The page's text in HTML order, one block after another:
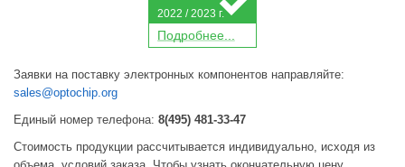
Подробнее...
2022 / 2023 г.
Заявки на поставку электронных компонентов направляйте:
sales@optochip.org
Единый номер телефона: 8(495) 481-33-47
Стоимость продукции рассчитывается индивидуально, исходя из